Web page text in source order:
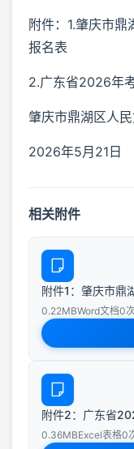
附件：1.肇庆市
报名表
2.广东省2026年
肇庆市鼎湖区人
2026年5月21日
相关附件
附件1：肇庆市鼎
0.22MBWord文档0
附件2：广东省
0.36MBExcel表格0